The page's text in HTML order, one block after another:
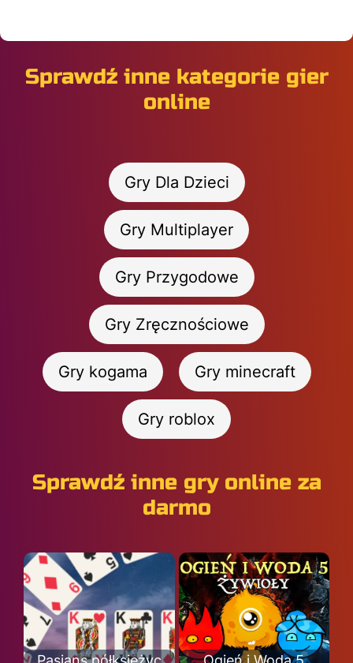
Sprawdź inne kategorie gier
online
Gry Dla Dzieci
Gry Multiplayer
Gry Przygodowe
Gry Zręcznościowe
Gry kogama Gry minecraft
Gry roblox
Sprawdź inne gry online za
darmo